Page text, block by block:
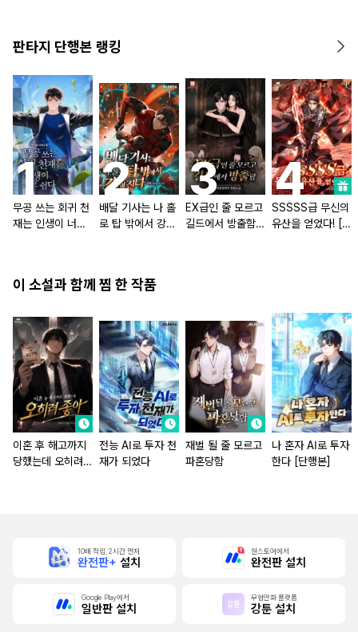
판타지 단행본 랭킹
무공 쓰는 회귀 천
재는 인생이 너무
배달 기사는 나 홀
로 탑 밖에서 강해
EX급인 줄 모르고
길드에서 방출함
SSSSS급 무신의
유산을 얻었다! [단
이 소설과 함께 찜 한 작품
이혼 후 해고까지
당했는데 오히려
전능 AI로 투자 천
재가 되었다
재벌 될 줄 모르고
파혼당함
나 혼자 AI로 투자
한다 [단행본]
10배 적립, 2시간 먼저
완전판+ 설치
원스토어에서
완전판 설치
Google Play에서
일반판 설치
무협만화 플랫폼
강툰 설치